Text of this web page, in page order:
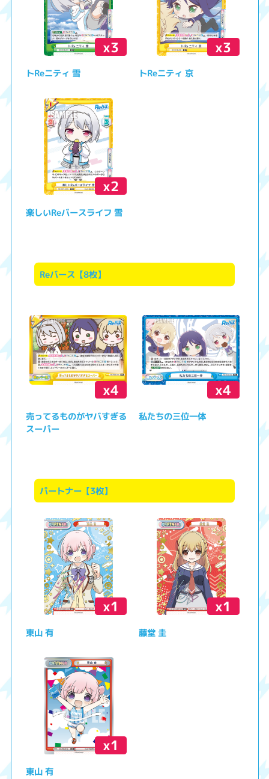
x3
トReニティ 雪
x3
トReニティ 京
x2
楽しいReバースライフ 雪
Reバース【8枚】
x4
売ってるものがヤバすぎる
スーパー
x4
私たちの三位一体
パートナー【3枚】
x1
東山 有
x1
藤堂 圭
x1
東山 有